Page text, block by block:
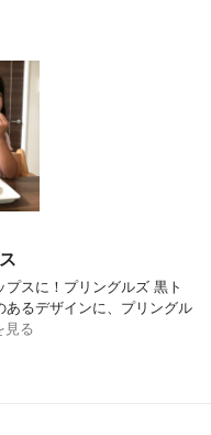
スに！プリングルズ 黒ト
あるデザインに、プリングル
見る